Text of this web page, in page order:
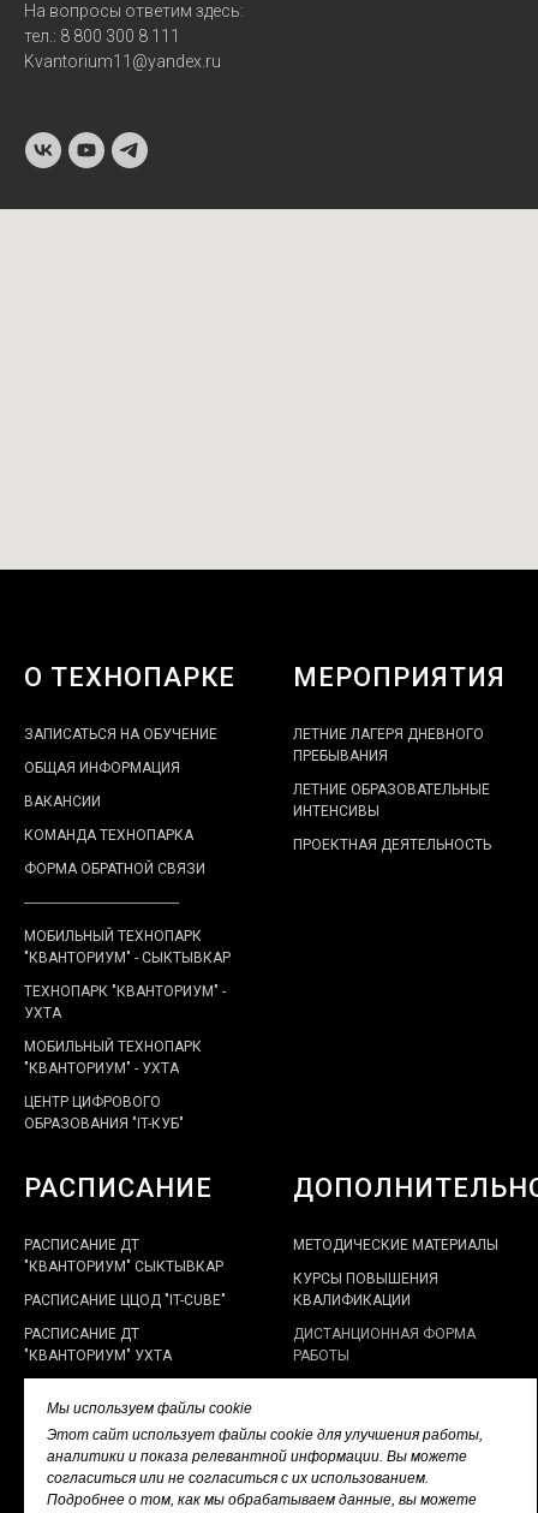
На вопросы ответим здесь:
тел.: 8 800 300 8 111
Kvantorium11@yandex.ru
О ТЕХНОПАРКЕ
ЗАПИСАТЬСЯ НА ОБУЧЕНИЕ
ОБЩАЯ ИНФОРМАЦИЯ
ВАКАНСИИ
КОМАНДА ТЕХНОПАРКА
ФОРМА ОБРАТНОЙ СВЯЗИ
-------------------------------------------
МОБИЛЬНЫЙ ТЕХНОПАРК
"КВАНТОРИУМ" - СЫКТЫВКАР
ТЕХНОПАРК "КВАНТОРИУМ" -
УХТА
МОБИЛЬНЫЙ ТЕХНОПАРК
"КВАНТОРИУМ" - УХТА
ЦЕНТР ЦИФРОВОГО
ОБРАЗОВАНИЯ "IT-КУБ"
МЕРОПРИЯТИЯ
ЛЕТНИЕ ЛАГЕРЯ ДНЕВНОГО
ПРЕБЫВАНИЯ
ЛЕТНИЕ ОБРАЗОВАТЕЛЬНЫЕ
ИНТЕНСИВЫ
ПРОЕКТНАЯ ДЕЯТЕЛЬНОСТЬ
РАСПИСАНИЕ
РАСПИСАНИЕ ДТ
"КВАНТОРИУМ" СЫКТЫВКАР
РАСПИСАНИЕ ЦЦОД "IT-CUBE"
РАСПИСАНИЕ ДТ
"КВАНТОРИУМ" УХТА
МЕТОДИЧЕСКИЕ МАТЕРИАЛЫ
КУРСЫ ПОВЫШЕНИЯ
КВАЛИФИКАЦИИ
ДИСТАНЦИОННАЯ ФОРМА
РАБОТЫ
ПОЛИТИКА В ОТНОШЕНИИ
ОБРАБОТКИ ПЕРСОНАЛЬНЫХ
ДАННЫХ
Мы используем файлы cookie
Этот сайт использует файлы cookie для улучшения работы,
аналитики и показа релевантной информации. Вы можете
согласиться или не согласиться с их использованием.
Подробнее о том, как мы обрабатываем данные, вы можете